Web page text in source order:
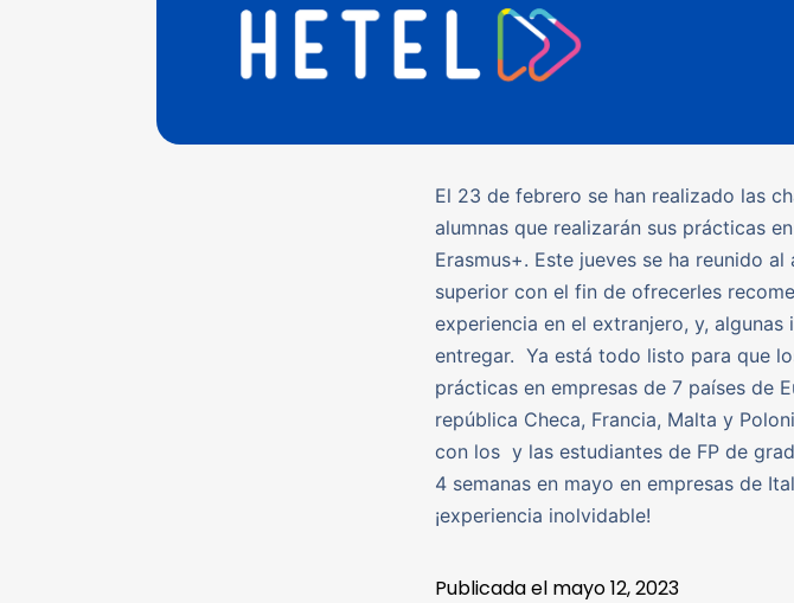
El 23 de febrero se han realizado las
alumnas que realizarán sus prácticas
Erasmus+. Este jueves se ha reunido
superior con el fin de ofrecerles
experiencia en el extranjero, y,
entregar. Ya está todo listo para que
prácticas en empresas de 7 países de
república Checa, Francia, Malta y
con los y las estudiantes de FP de
4 semanas en mayo en empresas de
¡experiencia inolvidable!
Publicada el mayo 12, 2023